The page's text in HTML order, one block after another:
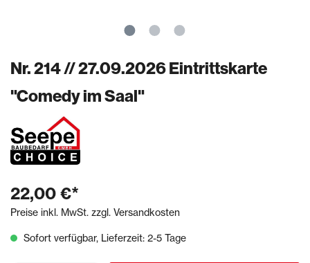
Nr. 214 // 27.09.2026 Eintrittskarte
"Comedy im Saal"
22,00 €*
Preise inkl. MwSt. zzgl. Versandkosten
Sofort verfügbar, Lieferzeit: 2-5 Tage